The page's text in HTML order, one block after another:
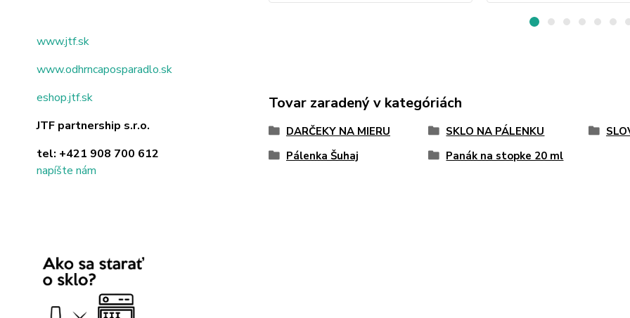
www.jtf.sk
www.odhrncaposparadlo.sk
eshop.jtf.sk
JTF partnership s.r.o.
tel: +421 908 700 612
napíšte nám
Tovar zaradený v kategóriách
DARČEKY NA MIERU SKLO NA PÁLENKU
Pálenka Šuhaj
Panák na stopke 20 ml